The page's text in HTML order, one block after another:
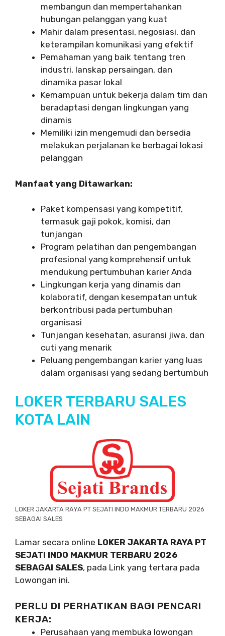
membangun dan mempertahankan
hubungan pelanggan yang kuat
Mahir dalam presentasi, negosiasi, dan
keterampilan komunikasi yang efektif
Pemahaman yang baik tentang tren
industri, lanskap persaingan, dan
dinamika pasar lokal
Kemampuan untuk bekerja dalam tim dan
beradaptasi dengan lingkungan yang
dinamis
Memiliki izin mengemudi dan bersedia
melakukan perjalanan ke berbagai lokasi
pelanggan
Manfaat yang Ditawarkan:
Paket kompensasi yang kompetitif,
termasuk gaji pokok, komisi, dan
tunjangan
Program pelatihan dan pengembangan
profesional yang komprehensif untuk
mendukung pertumbuhan karier Anda
Lingkungan kerja yang dinamis dan
kolaboratif, dengan kesempatan untuk
berkontribusi pada pertumbuhan
organisasi
Tunjangan kesehatan, asuransi jiwa, dan
cuti yang menarik
Peluang pengembangan karier yang luas
dalam organisasi yang sedang bertumbuh
LOKER TERBARU SALES
KOTA LAIN
LOKER JAKARTA RAYA PT SEJATI INDO MAKMUR TERBARU 2026
SEBAGAI SALES
Lamar secara online LOKER JAKARTA RAYA PT
SEJATI INDO MAKMUR TERBARU 2026
SEBAGAI SALES, pada Link yang tertara pada
Lowongan ini.
PERLU DI PERHATIKAN BAGI PENCARI
KERJA:
Perusahaan yang membuka lowongan